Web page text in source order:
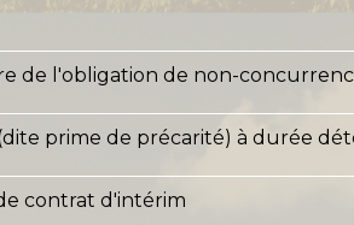
de l'obligation de non-
prime de précarité) à durée
contrat d'intérim